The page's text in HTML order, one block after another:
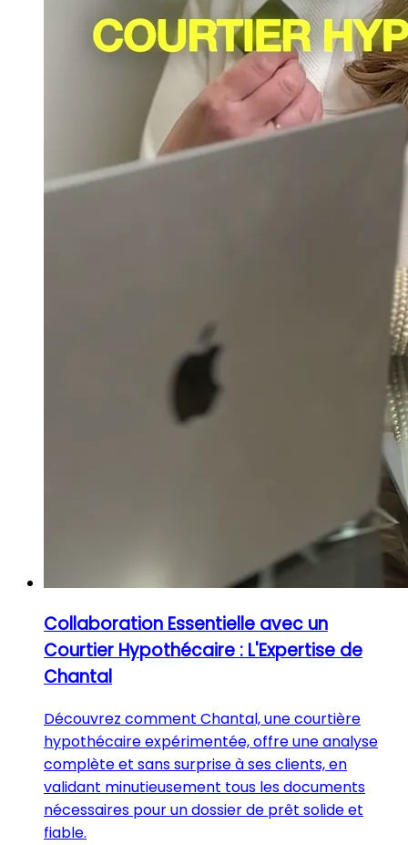
Collaboration Essentielle avec un
Courtier Hypothécaire : L'Expertise de
Chantal
Découvrez comment Chantal, une courtière
hypothécaire expérimentée, offre une analyse
complète et sans surprise à ses clients, en
validant minutieusement tous les documents
nécessaires pour un dossier de prêt solide et
fiable.